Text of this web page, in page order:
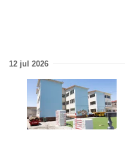
12 jul 2026